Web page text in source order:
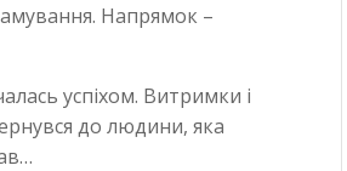
Напрямок –
успіхом. Витримки і
до людини, яка